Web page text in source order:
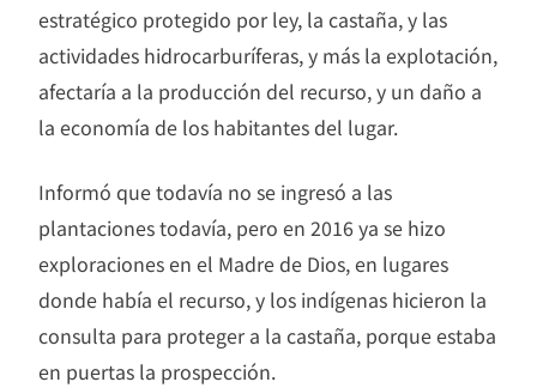
estratégico protegido por ley, la castaña, y las
actividades hidrocarburíferas, y más la explotación,
afectaría a la producción del recurso, y un daño a
la economía de los habitantes del lugar.
Informó que todavía no se ingresó a las
plantaciones todavía, pero en 2016 ya se hizo
exploraciones en el Madre de Dios, en lugares
donde había el recurso, y los indígenas hicieron la
consulta para proteger a la castaña, porque estaba
en puertas la prospección.